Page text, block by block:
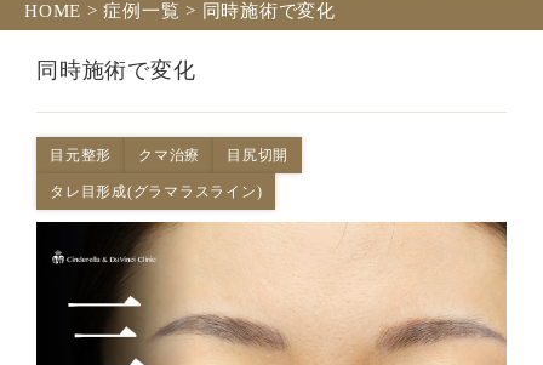
HOME >症例一覧 > 同時施術で変化
同時施術で変化
目元整形 クマ治療 目尻切開
タレ目形成(グラマラスライン)